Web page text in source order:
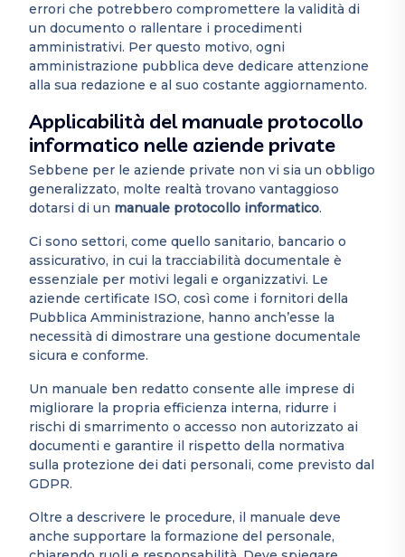
errori che potrebbero compromettere la validità di
un documento o rallentare i procedimenti
amministrativi. Per questo motivo, ogni
amministrazione pubblica deve dedicare attenzione
alla sua redazione e al suo costante aggiornamento.
Applicabilità del manuale protocollo
informatico nelle aziende private
Sebbene per le aziende private non vi sia un obbligo
generalizzato, molte realtà trovano vantaggioso
dotarsi di un manuale protocollo informatico.
Ci sono settori, come quello sanitario, bancario o
assicurativo, in cui la tracciabilità documentale è
essenziale per motivi legali e organizzativi. Le
aziende certificate ISO, così come i fornitori della
Pubblica Amministrazione, hanno anch’esse la
necessità di dimostrare una gestione documentale
sicura e conforme.
Un manuale ben redatto consente alle imprese di
migliorare la propria efficienza interna, ridurre i
rischi di smarrimento o accesso non autorizzato ai
documenti e garantire il rispetto della normativa
sulla protezione dei dati personali, come previsto dal
GDPR.
Oltre a descrivere le procedure, il manuale deve
anche supportare la formazione del personale,